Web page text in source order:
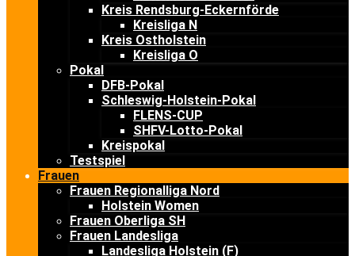
Kreis Rendsburg-Eckernförde
Kreisliga N
Kreis Ostholstein
Kreisliga O
Pokal
DFB-Pokal
Schleswig-Holstein-Pokal
FLENS-CUP
SHFV-Lotto-Pokal
Kreispokal
Testspiel
Frauen
Frauen Regionalliga Nord
Holstein Women
Frauen Oberliga SH
Frauen Landesliga
Landesliga Holstein (F)